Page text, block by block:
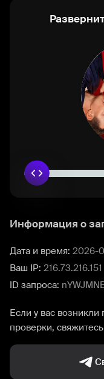
Информация о
Дата и время: 2026-
Ваш IP: 216.73.216.151
ID запроса:
Если у вас
проверки,